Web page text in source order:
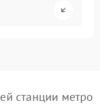
станции метро